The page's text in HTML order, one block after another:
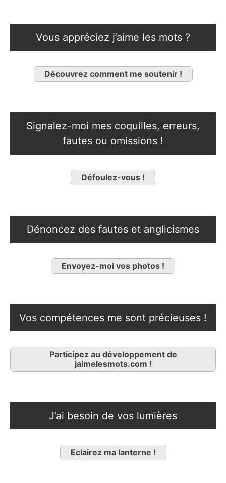
Vous appréciez j’aime les mots ?
Découvrez comment me soutenir !
Signalez-moi mes coquilles, erreurs,
fautes ou omissions !
Défoulez-vous !
Dénoncez des fautes et anglicismes
Envoyez-moi vos photos !
Vos compétences me sont précieuses !
Participez au développement de
jaimelesmots.com !
J’ai besoin de vos lumières
Eclairez ma lanterne !